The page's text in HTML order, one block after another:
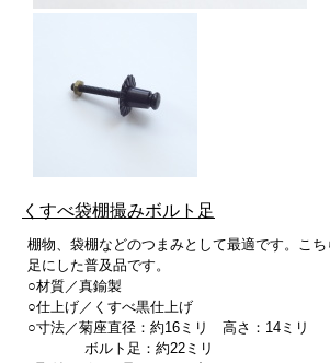
くすべ袋棚撮みボルト足
棚物、袋棚などのつまみとして最適です。こ
足にした普及品です。
○材質／真鍮製
○仕上げ／くすべ黒仕上げ
○寸法／菊座直径：約16ミリ 高さ：14ミリ
ボルト足：約22ミリ